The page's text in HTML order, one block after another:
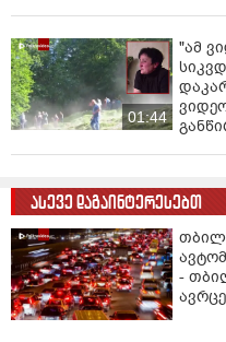
01:44
"ამ
ასევე დაგაინტერესებთ
-